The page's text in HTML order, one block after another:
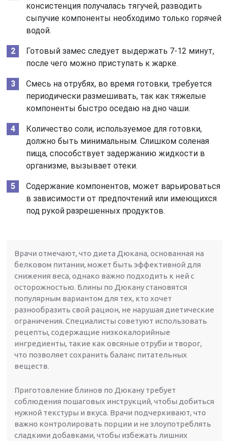
консистенция получалась тягучей, разводить
сыпучие компоненты необходимо только горячей
водой.
Готовый замес следует выдержать 7-12 минут,
после чего можно приступать к жарке.
Смесь на отрубях, во время готовки, требуется
периодически размешивать, так как тяжелые
компоненты быстро оседаю на дно чаши.
Количество соли, используемое для готовки,
должно быть минимальным. Слишком соленая
пища, способствует задержанию жидкости в
организме, вызывает отеки.
Содержание компонентов, может варьироваться
в зависимости от предпочтений или имеющихся
под рукой разрешенных продуктов.
Врачи отмечают, что диета Дюкана, основанная на
белковом питании, может быть эффективной для
снижения веса, однако важно подходить к ней с
осторожностью. Блины по Дюкану становятся
популярным вариантом для тех, кто хочет
разнообразить свой рацион, не нарушая диетические
ограничения. Специалисты советуют использовать
рецепты, содержащие низкокалорийные
ингредиенты, такие как овсяные отруби и творог,
что позволяет сохранить баланс питательных
веществ.
Приготовление блинов по Дюкану требует
соблюдения пошаговых инструкций, чтобы добиться
нужной текстуры и вкуса. Врачи подчеркивают, что
важно контролировать порции и не злоупотреблять
сладкими добавками, чтобы избежать лишних